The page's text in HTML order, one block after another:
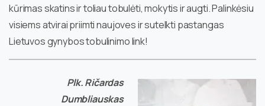
kūrimas skatins ir toliau tobulėti, mokytis ir augti. Palinkėsiu
visiems atvirai priimti naujoves ir sutelkti pastangas
Lietuvos gynybos tobulinimo link!
Plk. Ričardas
Dumbliauskas